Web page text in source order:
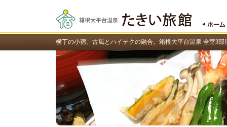
横丁の小宿、古風とハイテクの融合。箱根大平台温泉 全室3